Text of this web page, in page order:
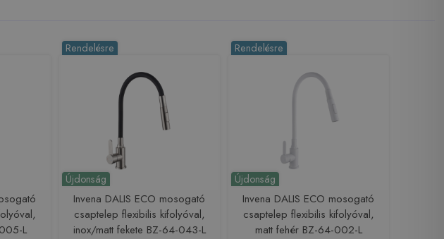
L
Újdonság
Rendelésre
Invena DALIS ECO mosogató
csaptelep flexibilis kifolyóval,
inox/matt fekete BZ-64-043-L
Újdonság
Rendelésre
Invena DALIS ECO mosogató
csaptelep flexibilis kifolyóval,
matt fehér BZ-64-002-L